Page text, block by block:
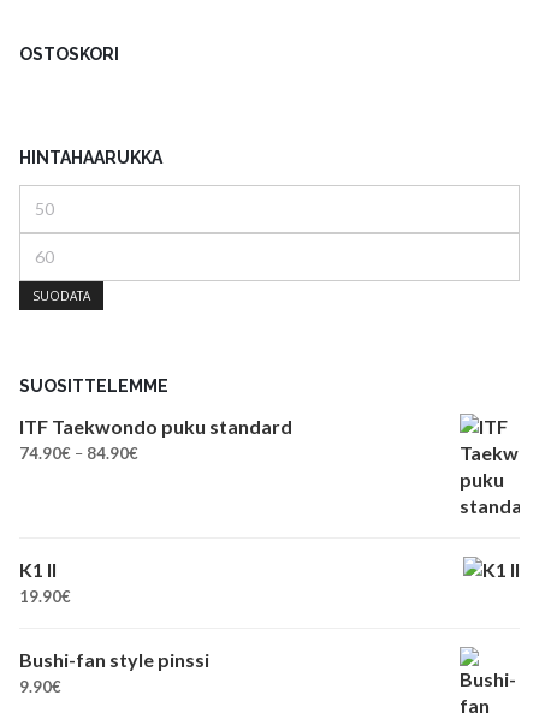
OSTOSKORI
HINTAHAARUKKA
SUODATA
SUOSITTELEMME
ITF Taekwondo puku standard
74.90€ – 84.90€
K1 II
19.90€
Bushi-fan style pinssi
9.90€